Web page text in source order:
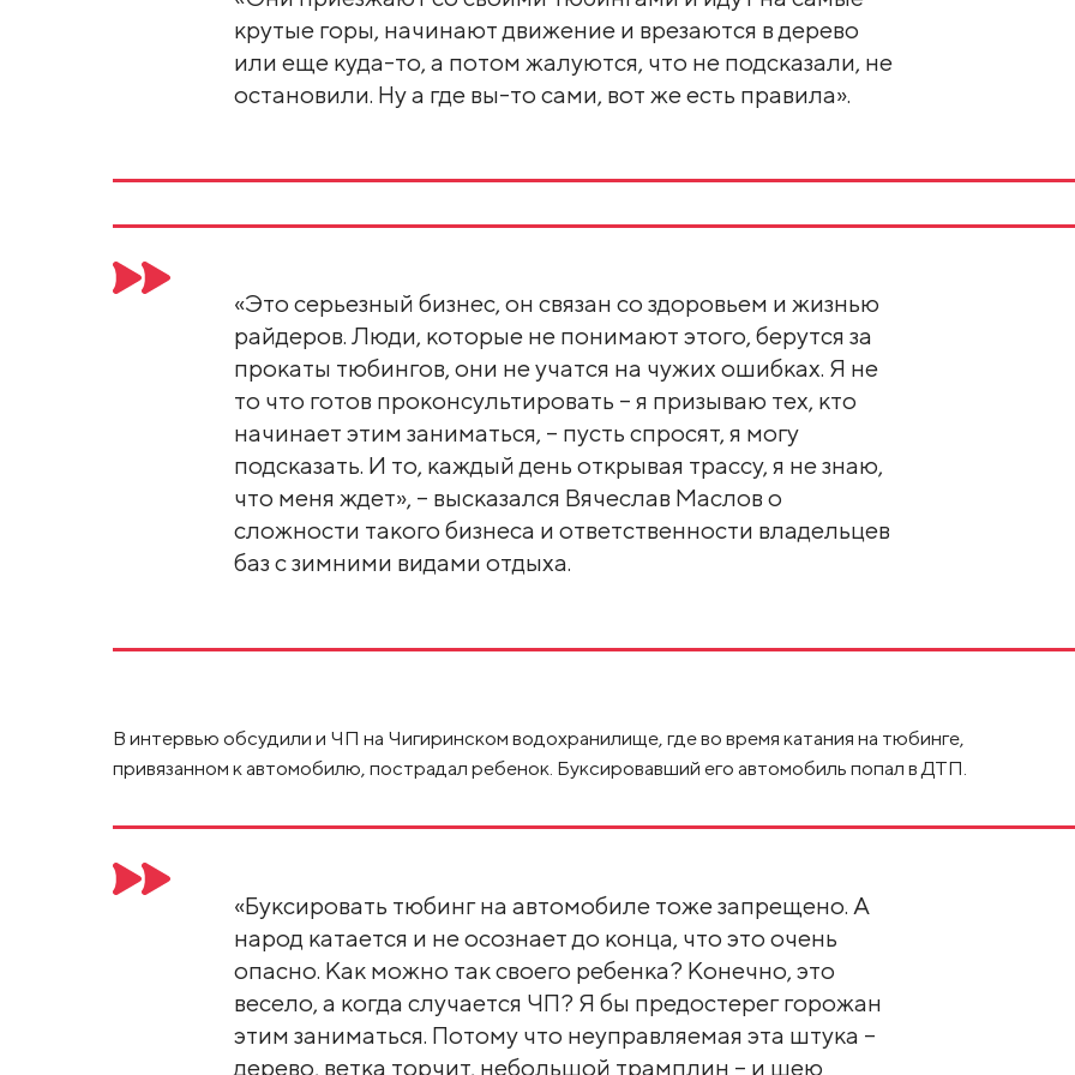
крутые горы, начинают движение и врезаются в дерево
или еще куда-то, а потом жалуются, что не подсказали, не
остановили. Ну а где вы-то сами, вот же есть правила».
«Это серьезный бизнес, он связан со здоровьем и жизнью
райдеров. Люди, которые не понимают этого, берутся за
прокаты тюбингов, они не учатся на чужих ошибках. Я не
то что готов проконсультировать – я призываю тех, кто
начинает этим заниматься, – пусть спросят, я могу
подсказать. И то, каждый день открывая трассу, я не знаю,
что меня ждет», – высказался Вячеслав Маслов о
сложности такого бизнеса и ответственности владельцев
баз с зимними видами отдыха.
В интервью обсудили и ЧП на Чигиринском водохранилище, где во время катания на тюбинге,
привязанном к автомобилю, пострадал ребенок. Буксировавший его автомобиль попал в ДТП.
«Буксировать тюбинг на автомобиле тоже запрещено. А
народ катается и не осознает до конца, что это очень
опасно. Как можно так своего ребенка? Конечно, это
весело, а когда случается ЧП? Я бы предостерег горожан
этим заниматься. Потому что неуправляемая эта штука –
дерево, ветка торчит, небольшой трамплин – и шею